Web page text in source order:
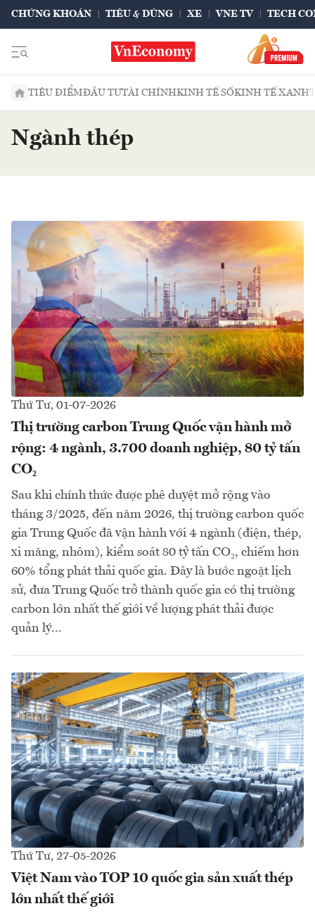
CHỨNG KHOÁN TIÊU & DÙNG XE VNE TV TECH
TIÊU ĐIỂMĐẦU TƯTÀI CHÍNHKINH TẾ SỐKINH TẾ XANH
Ngành thép
Thứ Tư, 01-07-2026
Thị trường carbon Trung Quốc vận hành mở
rộng: 4 ngành, 3.700 doanh nghiệp, 80 tỷ tấn
CO₂
Sau khi chính thức được phê duyệt mở rộng vào
tháng 3/2025, đến năm 2026, thị trường carbon quốc
gia Trung Quốc đã vận hành với 4 ngành (điện, thép,
xi măng, nhôm), kiểm soát 80 tỷ tấn CO₂, chiếm hơn
60% tổng phát thải quốc gia. Đây là bước ngoặt lịch
sử, đưa Trung Quốc trở thành quốc gia có thị trường
carbon lớn nhất thế giới về lượng phát thải được
quản lý...
Thứ Tư, 27-05-2026
Việt Nam vào TOP 10 quốc gia sản xuất thép
lớn nhất thế giới